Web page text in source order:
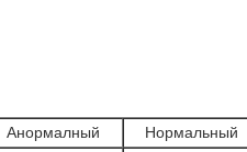
Анормалный Нормальный